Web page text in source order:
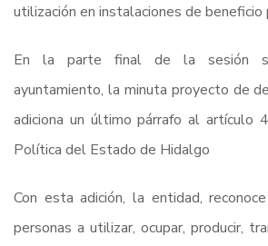
utilización en instalaciones de beneficio
En la parte final de la sesión
ayuntamiento, la minuta proyecto de
adiciona un último párrafo al artículo
Política del Estado de Hidalgo
Con esta adición, la entidad,
personas a utilizar, ocupar, producir,